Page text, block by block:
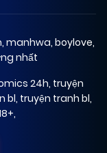
manhwa, boylove,
nhất
24h, truyện
bl, truyện tranh bl,
,